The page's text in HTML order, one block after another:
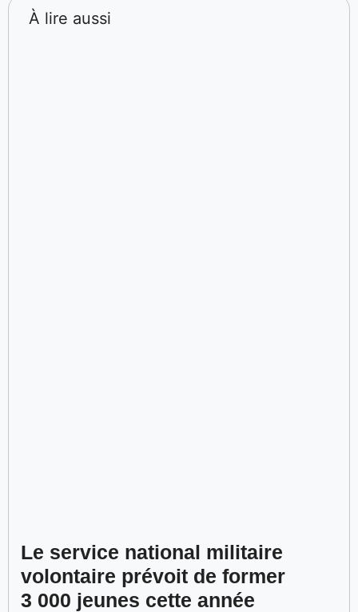
À lire aussi
Le service national militaire
volontaire prévoit de former
3 000 jeunes cette année